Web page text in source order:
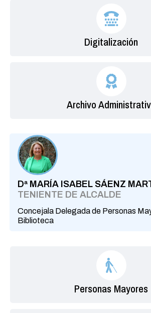
Digitalización
Archivo
Dª MARÍA ISABEL SÁENZ
TENIENTE DE ALCALDE
Concejala Delegada de Personas
Biblioteca
Personas Mayores